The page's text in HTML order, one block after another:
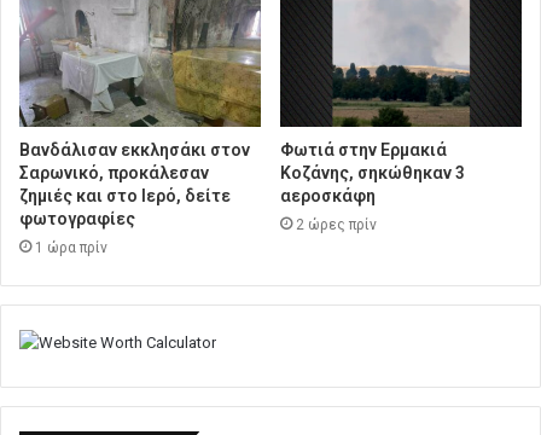
Βανδάλισαν εκκλησάκι στον
Σαρωνικό, προκάλεσαν
ζημιές και στο Ιερό, δείτε
φωτογραφίες
1 ώρα πρίν
Φωτιά στην Ερμακιά
Κοζάνης, σηκώθηκαν 3
αεροσκάφη
2 ώρες πρίν